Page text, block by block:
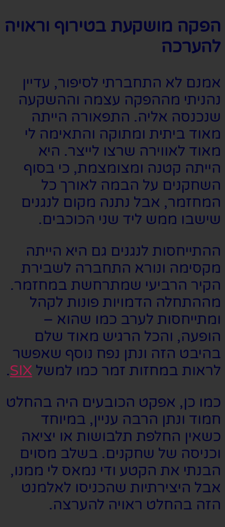
הפקה מושקעת בטירוף וראויה
להערכה
אמנם לא התחברתי לסיפור, עדיין
נהניתי מההפקה עצמה וההשקעה
שנכנסה אליה. התפאורה הייתה
מאוד ביתית ומתוקה והתאימה לי
מאוד לאווירה שרצו לייצר. היא
הייתה קטנה ומצומצמת, כי בסוף
השחקנים על הבמה לאורך כל
המחזמר, אבל נתנה מקום לנגנים
שישבו ממש ליד שני הכוכבים.
ההתייחסות לנגנים גם היא הייתה
מקסימה ונורא התחברה לשבירת
הקיר הרביעי שמתרחשת במחזמר.
מההתחלה הדמויות פונות לקהל
ומתייחסות לערב כמו שהוא –
הופעה, והכל הרגיש מאוד שלם
בהיבט הזה ונתן נפח נוסף שאפשר
לראות במחזות זמר כמו למשל SIX
.
כמו כן, אפקט הכובעים היה בהחלט
חמוד ונתן הרבה עניין, במיוחד
כשאין החלפת תלבושות או יציאה
וכניסה של שחקנים. בשלב מסוים
הבנתי את הקטע ודי נמאס לי ממנו,
אבל היצירתיות שהכניסו לאלמנט
הזה בהחלט ראויה להערצה.